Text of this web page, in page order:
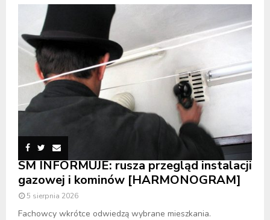
SM INFORMUJE: rusza przegląd instalacji
gazowej i kominów [HARMONOGRAM]
5 sierpnia 2026
Fachowcy wkrótce odwiedzą wybrane mieszkania.